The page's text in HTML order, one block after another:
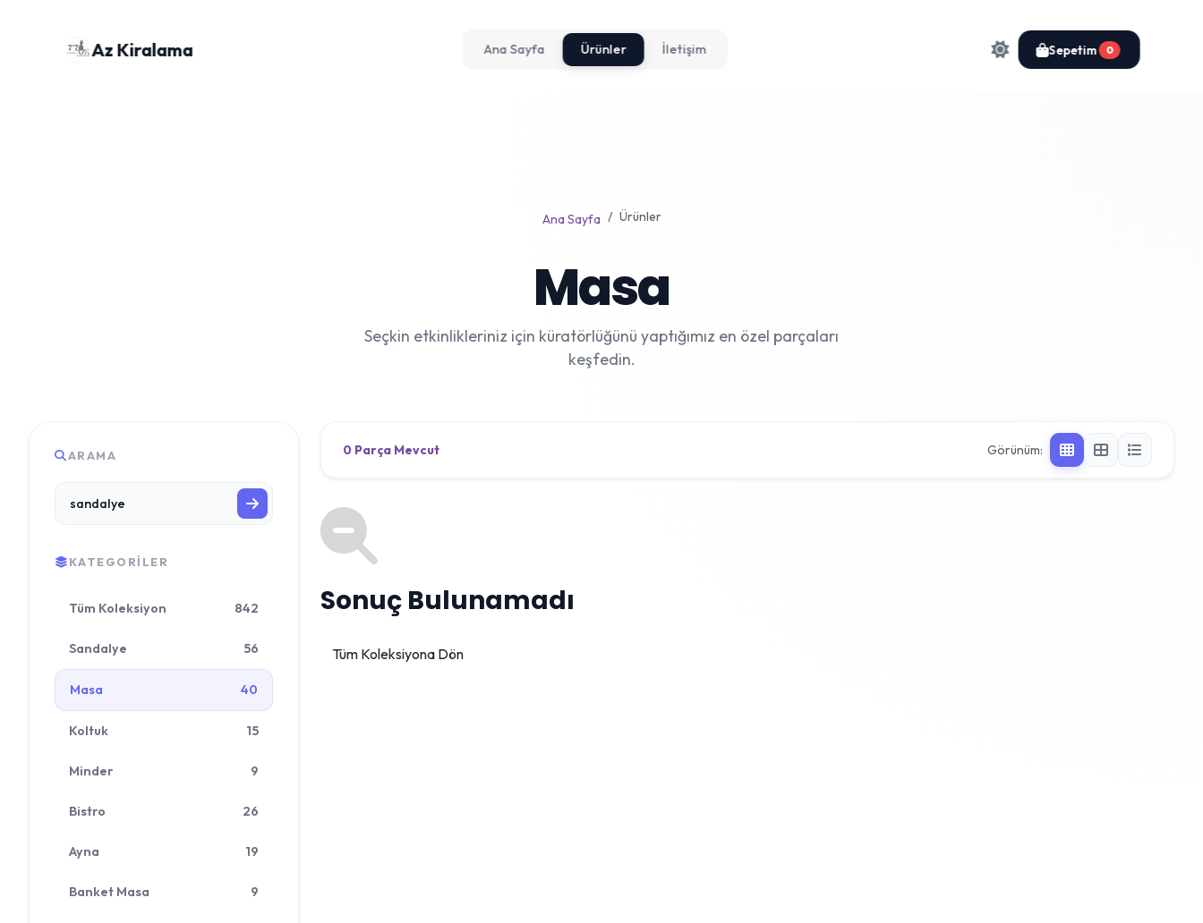
Az Kiralama Ana Sayfa Ürünler İletişim Sepetim 0
Ana Sayfa Ürünler
Masa
Seçkin etkinlikleriniz için küratörlüğünü yaptığımız en özel parçaları
keşfedin.
ARAMA
KATEGORILER
Tüm Koleksiyon 842
Sandalye 56
Masa 40
Koltuk 15
Minder 9
Bistro 26
Ayna 19
Banket Masa 9
0 Parça Mevcut Görünüm:
Sonuç Bulunamadı
Tüm Koleksiyona Dön